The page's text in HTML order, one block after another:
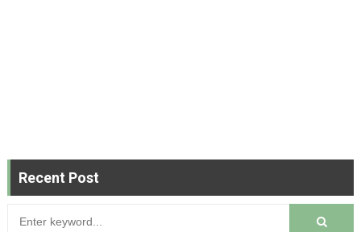
Recent Post